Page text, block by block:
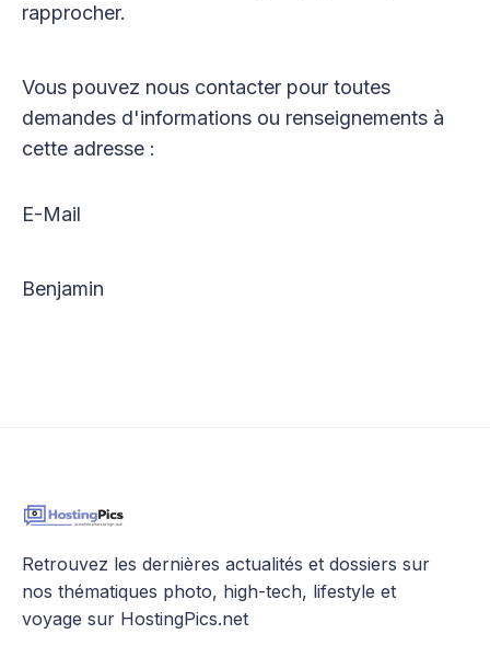
rapprocher.
Vous pouvez nous contacter pour toutes
demandes d'informations ou renseignements à
cette adresse :
E-Mail
Benjamin
Retrouvez les dernières actualités et dossiers sur
nos thématiques photo, high-tech, lifestyle et
voyage sur HostingPics.net